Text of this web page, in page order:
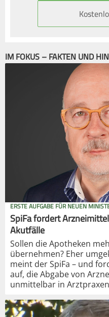
IM FOKUS – FAKTEN UND
ERSTE AUFGABE FÜR NEUEN
SpiFa fordert
Akutfälle
Sollen die Apotheken
übernehmen? Eher
meint der SpiFa – und
auf, die Abgabe von
unmittelbar in